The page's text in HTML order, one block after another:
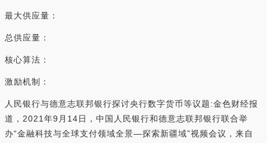
最大供应量：
总供应量：
核心算法：
激励机制：
人民银行与德意志联邦银行探讨央行数字货币等议题:金色财经报
道，2021年9月14日，中国人民银行和德意志联邦银行联合举
办“金融科技与全球支付领域全景—探索新疆域”视频会议，来自